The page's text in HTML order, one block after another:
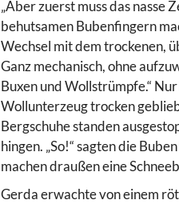
„Aber zuerst muss das nasse
behutsamen Bubenfingern
Wechsel mit dem trockenen,
Ganz mechanisch, ohne
Buxen und Wollstrümpfe.“
Wollunterzeug trocken
Bergschuhe standen
hingen. „So!“ sagten die
machen draußen eine
Gerda erwachte von einem